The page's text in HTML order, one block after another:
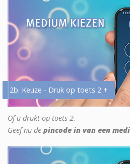
2b. Keuze - Druk op toets 2 +
Of u drukt op toets 2.
Geef nu de pincode in van een